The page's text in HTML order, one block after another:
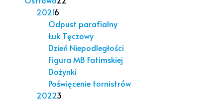
20216
Odpust parafialny
Łuk Tęczowy
Dzień Niepodległości
Figura MB Fatimskiej
Dożynki
Poświęcenie tornistrów
20223